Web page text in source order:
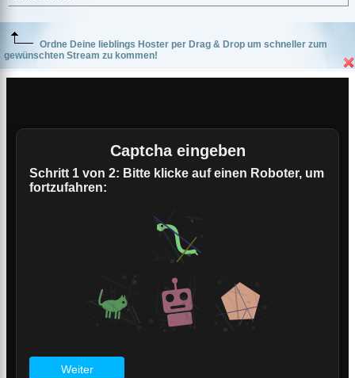
Ordne Deine lieblings Hoster per Drag & Drop um schneller zum
gewünschten Stream zu kommen!